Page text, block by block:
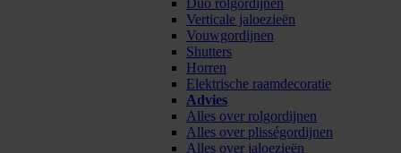
Duo rolgordijnen
Verticale jaloezieën
Vouwgordijnen
Shutters
Horren
Elektrische raamdecoratie
Advies
Alles over rolgordijnen
Alles over plisségordijnen
Alles over jaloezieën